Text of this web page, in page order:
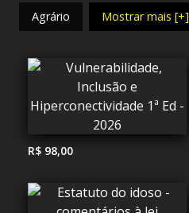
Agrário Mostrar mais [+]
R$ 98,00